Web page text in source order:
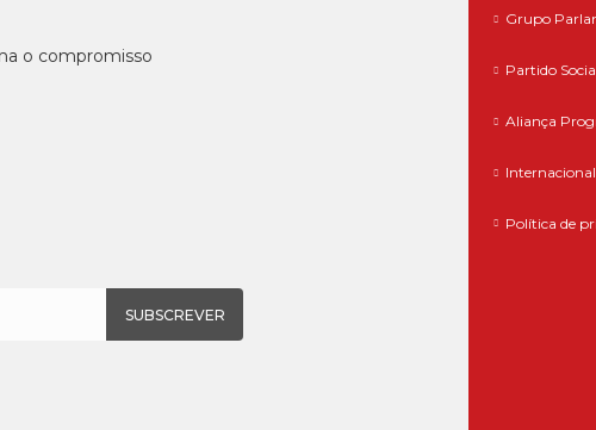
o compromisso
Grupo
Partido
Aliança
Política de